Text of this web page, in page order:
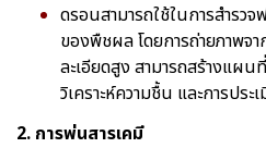
ดรอนสามารถใช้ในการสำรว
ของพืชผล โดยการถ่ายภาพจ
ละเอียดสูง สามารถสร้างแผ
วิเคราะห์ความชื้น และการปร
2. การพ่นสารเคมี